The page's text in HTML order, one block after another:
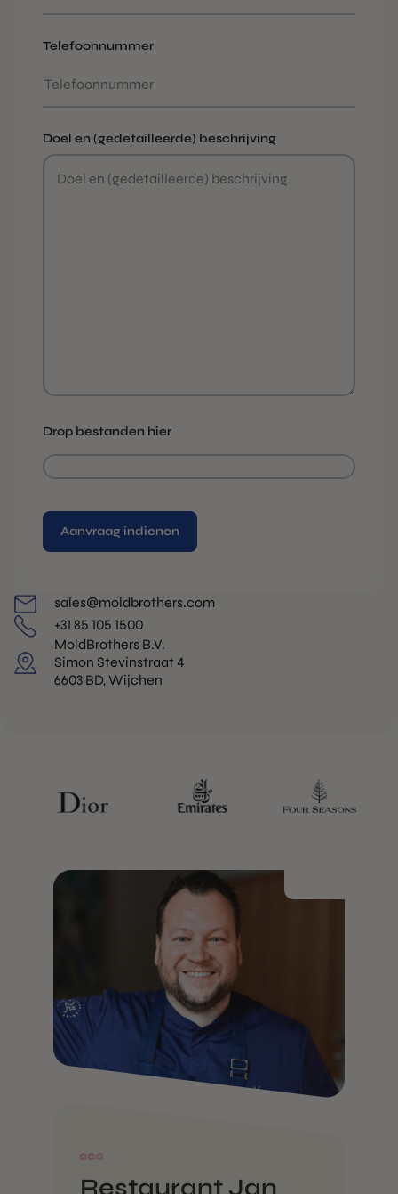
sales@moldbrothers.com
+31 85 105 1500
MoldBrothers B.V.
Simon Stevinstraat 4
6603 BD, Wijchen
Telefoonnummer
Doel en (gedetailleerde) beschrijving
Drop bestanden hier
Restaurant Jan